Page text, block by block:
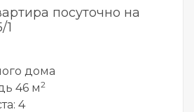
посуточно на
1
дома
46 м2
4